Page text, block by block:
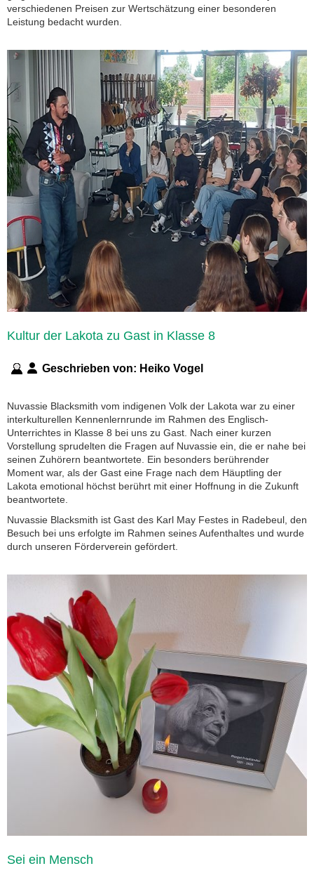
verschiedenen Preisen zur Wertschätzung einer besonderen
Leistung bedacht wurden.
Kultur der Lakota zu Gast in Klasse 8
Geschrieben von: Heiko Vogel
Nuvassie Blacksmith vom indigenen Volk der Lakota war zu einer
interkulturellen Kennenlernrunde im Rahmen des Englisch-
Unterrichtes in Klasse 8 bei uns zu Gast. Nach einer kurzen
Vorstellung sprudelten die Fragen auf Nuvassie ein, die er nahe bei
seinen Zuhörern beantwortete. Ein besonders berührender
Moment war, als der Gast eine Frage nach dem Häuptling der
Lakota emotional höchst berührt mit einer Hoffnung in die Zukunft
beantwortete.
Nuvassie Blacksmith ist Gast des Karl May Festes in Radebeul, den
Besuch bei uns erfolgte im Rahmen seines Aufenthaltes und wurde
durch unseren Förderverein gefördert.
Sei ein Mensch